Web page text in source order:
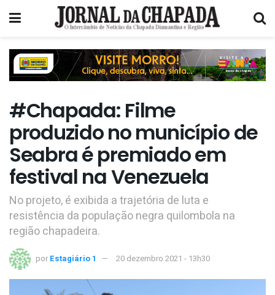
#Chapada: Filme
produzido no município de
Seabra é premiado em
festival na Venezuela
No projeto, é exibida a trajetória de luta e
resistência da população negra quilombola na
região chapadeira.
por Estagiário 1 20 dezembro 2021 - 13h30